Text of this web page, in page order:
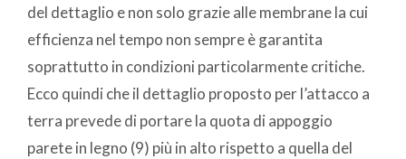
del dettaglio e non solo grazie alle membrane la cui
efficienza nel tempo non sempre è garantita
soprattutto in condizioni particolarmente critiche.
Ecco quindi che il dettaglio proposto per l’attacco a
terra prevede di portare la quota di appoggio
parete in legno (9) più in alto rispetto a quella del